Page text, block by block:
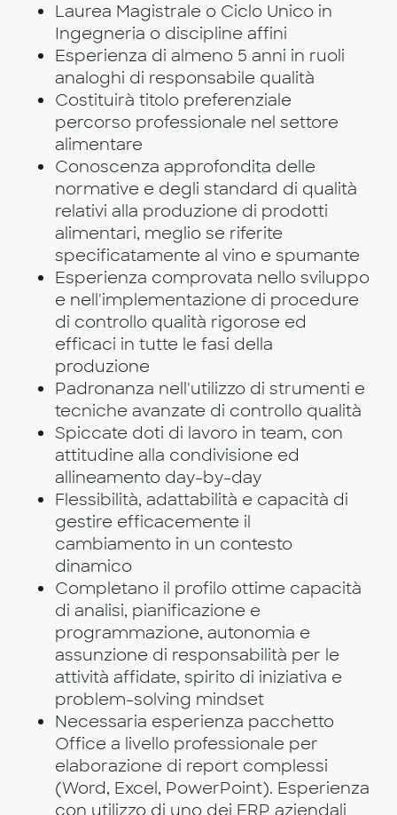
Laurea Magistrale o Ciclo Unico in
Ingegneria o discipline affini
Esperienza di almeno 5 anni in ruoli
analoghi di responsabile qualità
Costituirà titolo preferenziale
percorso professionale nel settore
alimentare
Conoscenza approfondita delle
normative e degli standard di qualità
relativi alla produzione di prodotti
alimentari, meglio se riferite
specificatamente al vino e spumante
Esperienza comprovata nello sviluppo
e nell'implementazione di procedure
di controllo qualità rigorose ed
efficaci in tutte le fasi della
produzione
Padronanza nell'utilizzo di strumenti e
tecniche avanzate di controllo qualità
Spiccate doti di lavoro in team, con
attitudine alla condivisione ed
allineamento day-by-day
Flessibilità, adattabilità e capacità di
gestire efficacemente il
cambiamento in un contesto
dinamico
Completano il profilo ottime capacità
di analisi, pianificazione e
programmazione, autonomia e
assunzione di responsabilità per le
attività affidate, spirito di iniziativa e
problem-solving mindset
Necessaria esperienza pacchetto
Office a livello professionale per
elaborazione di report complessi
(Word, Excel, PowerPoint). Esperienza